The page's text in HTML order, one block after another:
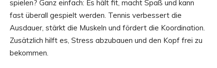
spielen? Ganz einfach: Es hält fit, macht Spaß und kann
fast überall gespielt werden. Tennis verbessert die
Ausdauer, stärkt die Muskeln und fördert die Koordination.
Zusätzlich hilft es, Stress abzubauen und den Kopf frei zu
bekommen.